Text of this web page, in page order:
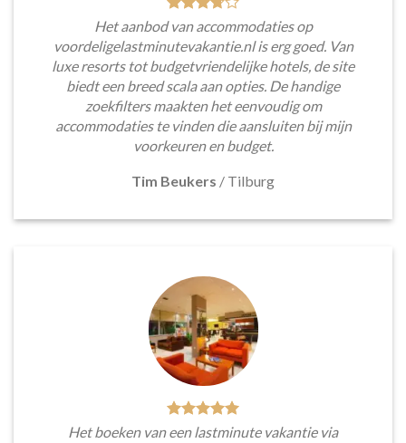
Het aanbod van accommodaties op
voordeligelastminutevakantie.nl is erg goed. Van
luxe resorts tot budgetvriendelijke hotels, de site
biedt een breed scala aan opties. De handige
zoekfilters maakten het eenvoudig om
accommodaties te vinden die aansluiten bij mijn
voorkeuren en budget.
Tim Beukers / Tilburg
Het boeken van een lastminute vakantie via